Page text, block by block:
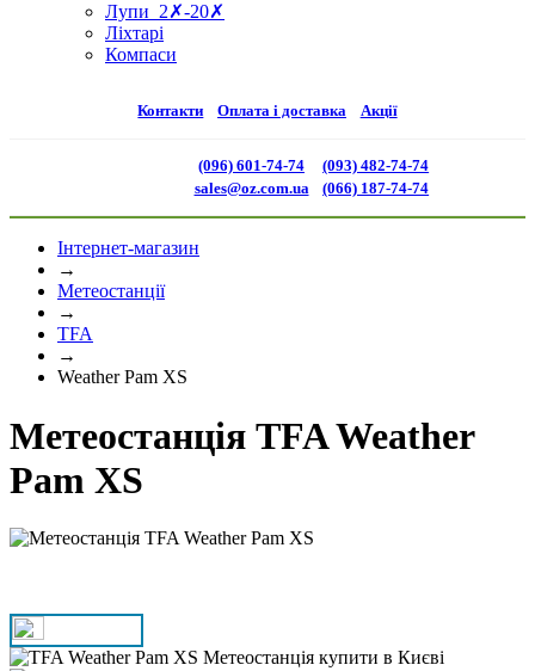
Лупи 2✗-20✗
Ліхтарі
Компаси
Контакти Оплата і доставка Акції
(096) 601-74-74
sales@oz.com.ua
(093) 482-74-74
(066) 187-74-74
Інтернет-магазин
→
Метеостанції
→
TFA
→
Weather Pam XS
Метеостанція TFA Weather
Pam XS